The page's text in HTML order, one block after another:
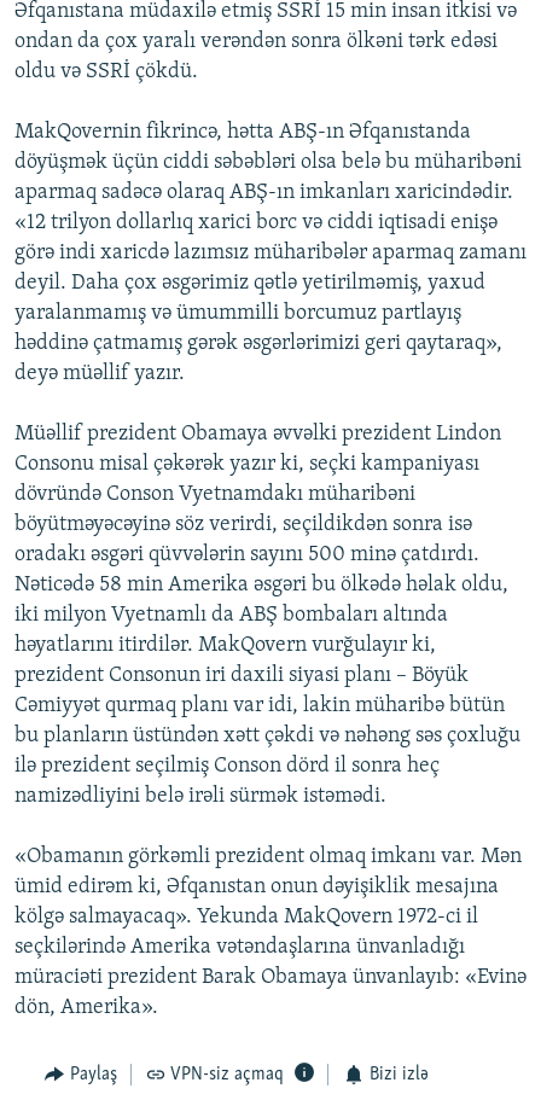
Əfqanıstana müdaxilə etmiş SSRİ 15 min insan itkisi və
ondan da çox yaralı verəndən sonra ölkəni tərk edəsi
oldu və SSRİ çökdü.
MakQovernin fikrincə, hətta ABŞ-ın Əfqanıstanda
döyüşmək üçün ciddi səbəbləri olsa belə bu müharibəni
aparmaq sadəcə olaraq ABŞ-ın imkanları xaricindədir.
«12 trilyon dollarlıq xarici borc və ciddi iqtisadi enişə
görə indi xaricdə lazımsız müharibələr aparmaq zamanı
deyil. Daha çox əsgərimiz qətlə yetirilməmiş, yaxud
yaralanmamış və ümummilli borcumuz partlayış
həddinə çatmamış gərək əsgərlərimizi geri qaytaraq»,
deyə müəllif yazır.
Müəllif prezident Obamaya əvvəlki prezident Lindon
Consonu misal çəkərək yazır ki, seçki kampaniyası
dövründə Conson Vyetnamdakı müharibəni
böyütməyəcəyinə söz verirdi, seçildikdən sonra isə
oradakı əsgəri qüvvələrin sayını 500 minə çatdırdı.
Nəticədə 58 min Amerika əsgəri bu ölkədə həlak oldu,
iki milyon Vyetnamlı da ABŞ bombaları altında
həyatlarını itirdilər. MakQovern vurğulayır ki,
prezident Consonun iri daxili siyasi planı – Böyük
Cəmiyyət qurmaq planı var idi, lakin müharibə bütün
bu planların üstündən xətt çəkdi və nəhəng səs çoxluğu
ilə prezident seçilmiş Conson dörd il sonra heç
namizədliyini belə irəli sürmək istəmədi.
«Obamanın görkəmli prezident olmaq imkanı var. Mən
ümid edirəm ki, Əfqanıstan onun dəyişiklik mesajına
kölgə salmayacaq». Yekunda MakQovern 1972-ci il
seçkilərində Amerika vətəndaşlarına ünvanladığı
müraciəti prezident Barak Obamaya ünvanlayıb: «Evinə
dön, Amerika».
Paylaş VPN-siz açmaq Bizi izlə